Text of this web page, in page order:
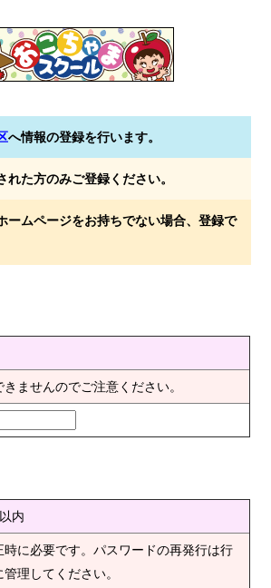
へ情報の登録を行います。
れた方のみご登録ください。
ームページをお持ちでない場合、登録で
ませんのでご注意ください。
内
に必要です。パスワードの再発行は行
理してください。